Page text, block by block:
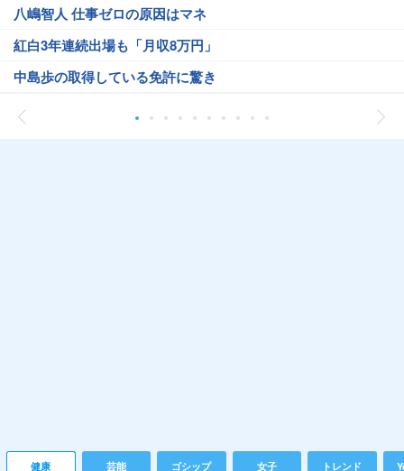
八嶋智人 仕事ゼロの原因はマネ
紅白3年連続出場も「月収8万円」
中島歩の取得している免許に驚き
健康 芸能 ゴシップ 女子 トレンド